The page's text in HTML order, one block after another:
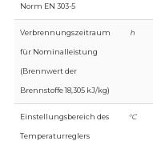
Norm EN 303-5
Verbrennungszeitraum
für Nominalleistung
(Brennwert der
Brennstoffe 18,305 kJ/kg)
h
Einstellungsbereich des
Temperaturreglers
°C